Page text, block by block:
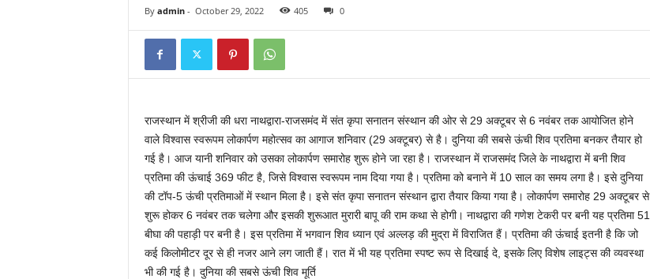
By admin- October 29, 2022 405 0
राजस्थान में श्रीजी की धरा नाथद्वारा-राजसमंद में संत कृपा सनातन संस्थान की ओर से 29 अक्टूबर से 6 नवंबर तक आयोजित होने
वाले विश्वास स्वरूपम लोकार्पण महोत्सव का आगाज शनिवार (29 अक्टूबर) से है। दुनिया की सबसे ऊंची शिव प्रतिमा बनकर तैयार हो
गई है। आज यानी शनिवार को उसका लोकार्पण समारोह शुरू होने जा रहा है। राजस्थान में राजसमंद जिले के नाथद्वारा में बनी शिव
प्रतिमा की ऊंचाई 369 फीट है, जिसे विश्वास स्वरूपम नाम दिया गया है। प्रतिमा को बनाने में 10 साल का समय लगा है। इसे दुनिया
की टॉप-5 ऊंची प्रतिमाओं में स्थान मिला है। इसे संत कृपा सनातन संस्थान द्वारा तैयार किया गया है। लोकार्पण समारोह 29 अक्टूबर से
शुरू होकर 6 नवंबर तक चलेगा और इसकी शुरूआत मुरारी बापू की राम कथा से होगी। नाथद्वारा की गणेश टेकरी पर बनी यह प्रतिमा 51
बीघा की पहाड़ी पर बनी है। इस प्रतिमा में भगवान शिव ध्यान एवं अल्लड़ की मुद्रा में विराजित हैं। प्रतिमा की ऊंचाई इतनी है कि जो
कई किलोमीटर दूर से ही नजर आने लग जाती हैं। रात में भी यह प्रतिमा स्पष्ट रूप से दिखाई दे, इसके लिए विशेष लाइट्स की व्यवस्था
भी की गई है। दुनिया की सबसे ऊंची शिव मूर्ति